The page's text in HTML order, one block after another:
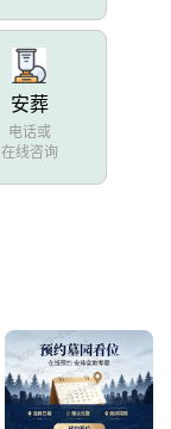
安葬
电话或
在线咨询